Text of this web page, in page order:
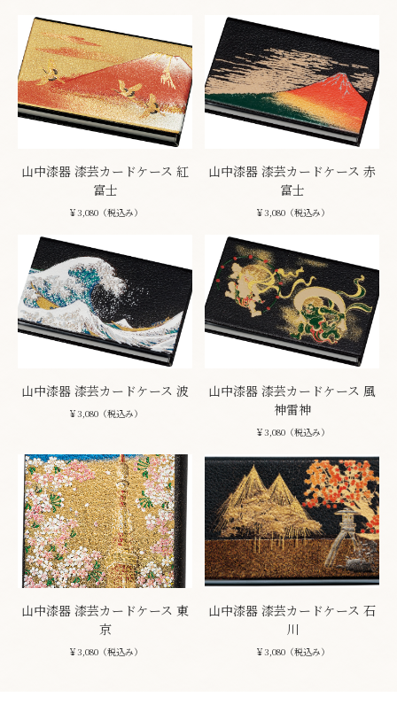
山中漆器 漆芸カードケース 紅
富士
￥3,080（税込み）
山中漆器 漆芸カードケース 赤
富士
￥3,080（税込み）
山中漆器 漆芸カードケース 波
￥3,080（税込み）
山中漆器 漆芸カードケース 風
神雷神
￥3,080（税込み）
山中漆器 漆芸カードケース 東
京
￥3,080（税込み）
山中漆器 漆芸カードケース 石
川
￥3,080（税込み）